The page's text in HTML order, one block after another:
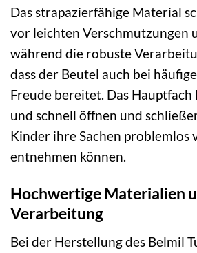
Das strapazierfähige Material
vor leichten Verschmutzungen
während die robuste
dass der Beutel auch bei
Freude bereitet. Das Hauptfach
und schnell öffnen und
Kinder ihre Sachen problemlos
entnehmen können.
Hochwertige Materialien
Verarbeitung
Bei der Herstellung des Belmil